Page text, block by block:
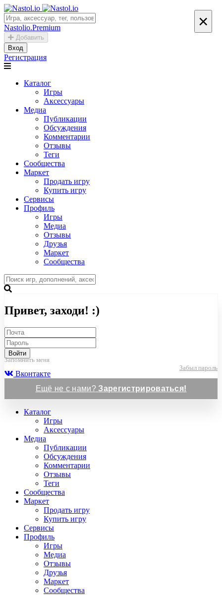
Nastolio.Premium
Добавить
Вход
Регистрация
Каталог
Игры
Аксессуары
Медиа
Публикации
Обсуждения
Комментарии
Отзывы
Теги
Сообщества
Маркет
Продать игру
Купить игру
Сервисы
Профиль
Игры
Медиа
Отзывы
Друзья
Маркет
Сообщества
×
Привет, заходи! :)
Войти
Запомнить меня
Забыл пароль
Вконтакте
Ещё не с нами?Зарегистрироваться!
Каталог
Игры
Аксессуары
Медиа
Публикации
Обсуждения
Комментарии
Отзывы
Теги
Сообщества
Маркет
Продать игру
Купить игру
Сервисы
Профиль
Игры
Медиа
Отзывы
Друзья
Маркет
Сообщества